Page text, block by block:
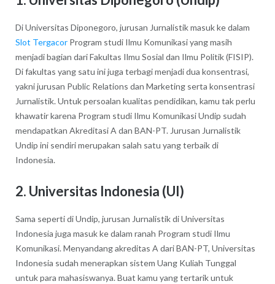
Di Universitas Diponegoro, jurusan Jurnalistik masuk ke dalam
Slot TergacorProgram studi Ilmu Komunikasi yang masih
menjadi bagian dari Fakultas Ilmu Sosial dan Ilmu Politik (FISIP).
Di fakultas yang satu ini juga terbagi menjadi dua konsentrasi,
yakni jurusan Public Relations dan Marketing serta konsentrasi
Jurnalistik. Untuk persoalan kualitas pendidikan, kamu tak perlu
khawatir karena Program studi Ilmu Komunikasi Undip sudah
mendapatkan Akreditasi A dan BAN-PT. Jurusan Jurnalistik
Undip ini sendiri merupakan salah satu yang terbaik di
Indonesia.
2. Universitas Indonesia (UI)
Sama seperti di Undip, jurusan Jurnalistik di Universitas
Indonesia juga masuk ke dalam ranah Program studi Ilmu
Komunikasi. Menyandang akreditas A dari BAN-PT, Universitas
Indonesia sudah menerapkan sistem Uang Kuliah Tunggal
untuk para mahasiswanya. Buat kamu yang tertarik untuk